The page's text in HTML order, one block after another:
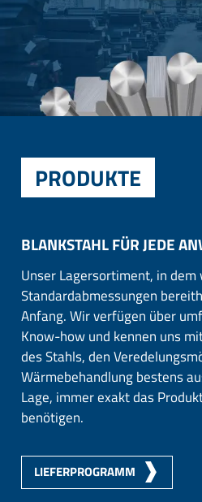
PRODUKTE
BLANKSTAHL FÜR JEDE
Unser Lagersortiment, in
Standardabmessungen
Anfang. Wir verfügen über
Know-how und kennen uns
des Stahls, den
Wärmebehandlung bestens
Lage, immer exakt das
benötigen.
LIEFERPROGRAMM